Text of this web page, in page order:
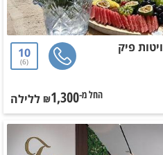
10
6
החל מ-₪1,300 ללילה